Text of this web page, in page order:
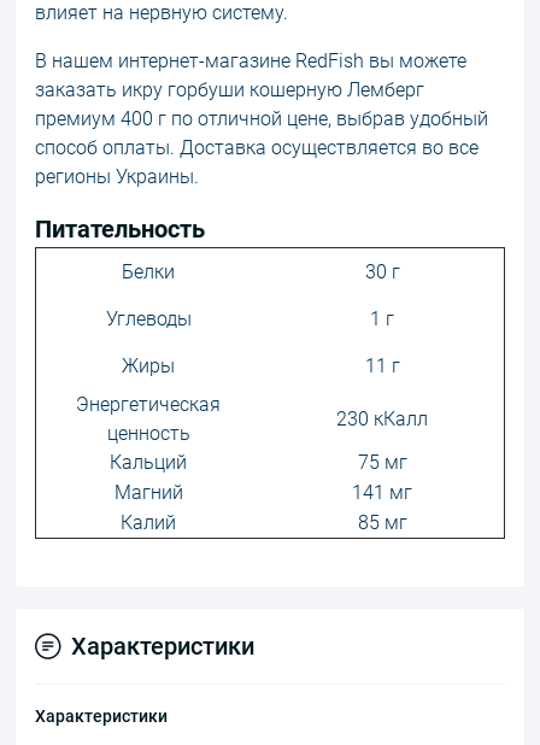
влияет на нервную систему.
В нашем интернет-магазине RedFish вы можете
заказать икру горбуши кошерную Лемберг
премиум 400 г по отличной цене, выбрав удобный
способ оплаты. Доставка осуществляется во все
регионы Украины.
Питательность
Белки 30 г
Углеводы 1 г
Жиры
11 г
Энергетическая
ценность
230 кКалл
Кальций
75 мг
Магний
141 мг
Калий
85 мг
Характеристики
Характеристики